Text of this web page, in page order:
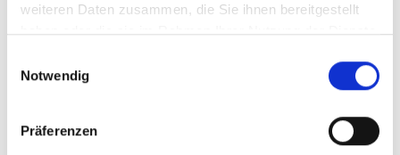
weiteren Daten zusammen, die Sie ihnen bereitgestellt
haben oder die sie im Rahmen Ihrer Nutzung der Dienste
Notwendig
Präferenzen
Produktnummer: